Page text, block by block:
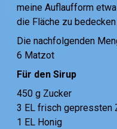
meine Auflaufform
die Fläche zu bedecken
Die nachfolgenden
6 Matzot
Für den Sirup
450 g Zucker
3 EL frisch gepressten
1 EL Honig